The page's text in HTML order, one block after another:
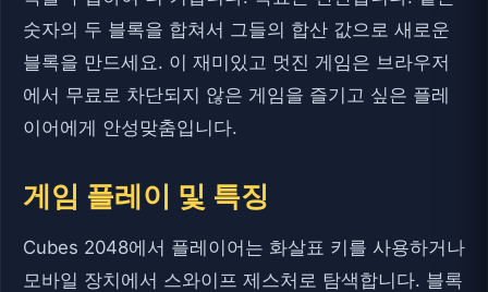
숫자의 두 블록을 합쳐서 그들의 합산 값으로 새로운
블록을 만드세요. 이 재미있고 멋진 게임은 브라우저
에서 무료로 차단되지 않은 게임을 즐기고 싶은 플레
이어에게 안성맞춤입니다.
게임 플레이 및 특징
Cubes 2048에서 플레이어는 화살표 키를 사용하거나
모바일 장치에서 스와이프 제스처로 탐색합니다. 블록